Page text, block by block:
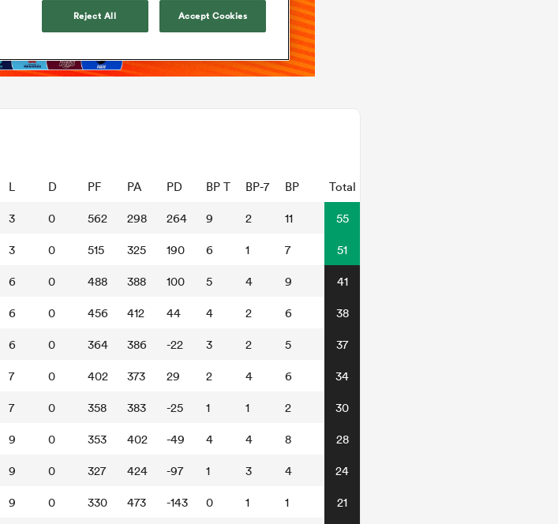
L D PF PA PD BP T BP-7 BP Total
3 0 562 298 264 9 2 11 55
3 0 515 325 190 6 1 7 51
6 0 488 388 100 5 4 9 41
6 0 456 412 44 4 2 6 38
6 0 364 386 -22 3 2 5 37
7 0 402 373 29 2 4 6 34
7 0 358 383 -25 1 1 2 30
9 0 353 402 -49 4 4 8 28
9 0 327 424 -97 1 3 4 24
9 0 330 473 -143 0 1 1 21
Reject All Accept Cookies